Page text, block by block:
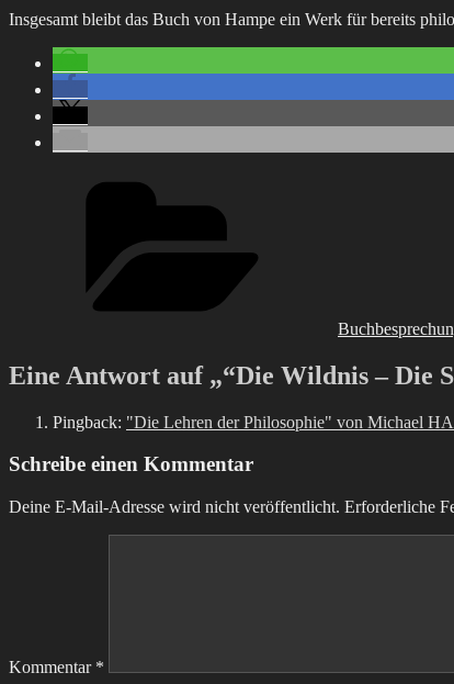
Insgesamt bleibt das Buch von Hampe ein Werk für bereits
Eine Antwort auf „“Die Wildnis – Die
Pingback: "Die Lehren der Philosophie" von Michael
Schreibe einen Kommentar
Deine E-Mail-Adresse wird nicht veröffentlicht. Erforderliche
Kommentar *